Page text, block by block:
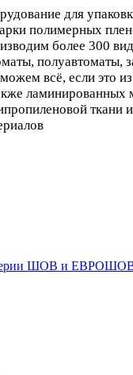
для
полимерных
более 300
полуавтоматы,
всё, если это
ламинированных
ткани
серии ШОВ и